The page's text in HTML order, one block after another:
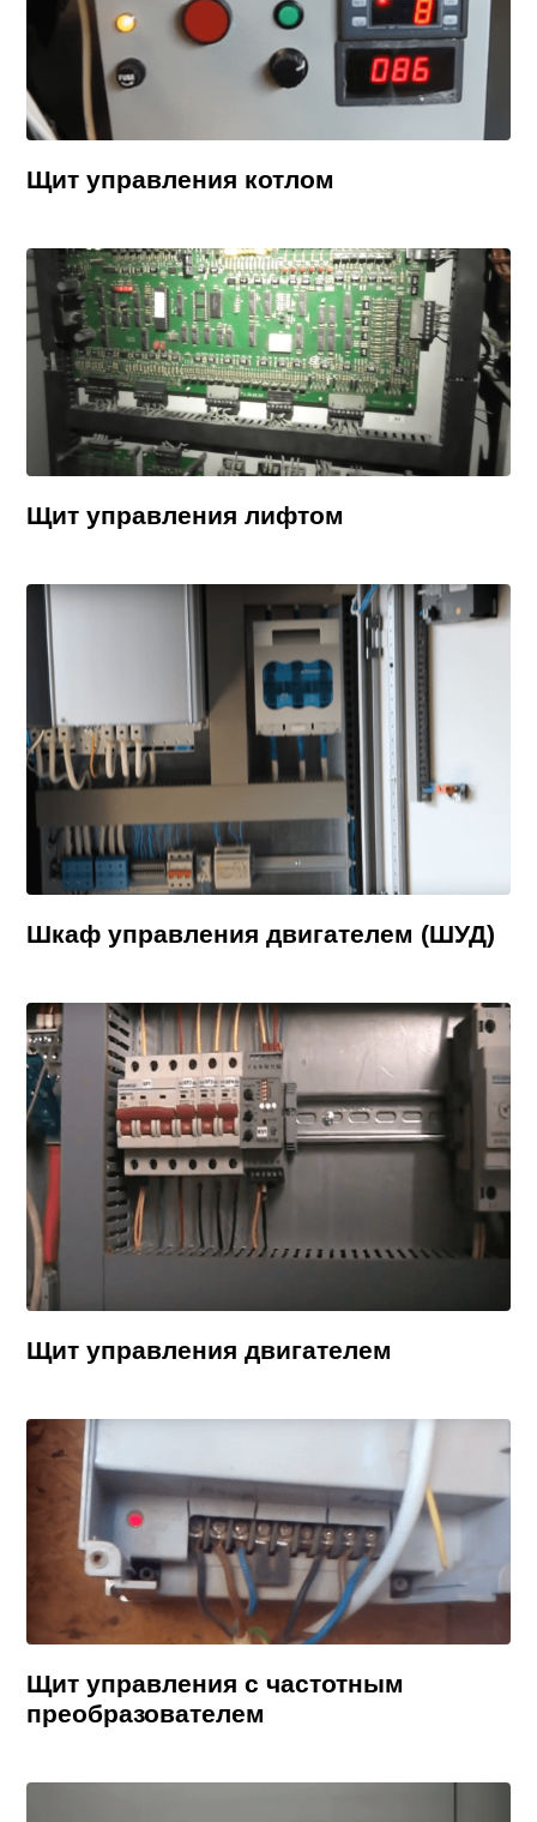
Щит управления котлом
Щит управления лифтом
Шкаф управления двигателем (ШУД)
Щит управления двигателем
Щит управления с частотным
преобразователем